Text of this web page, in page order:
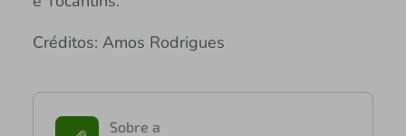
Créditos: Amos Rodrigues
Sobre a